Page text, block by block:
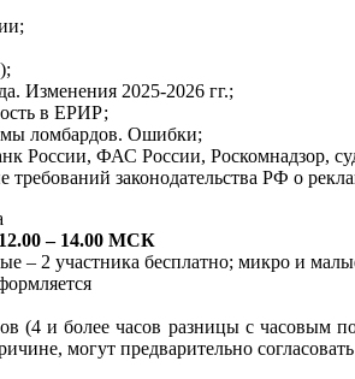
Изменения 2025-2026 гг.;
в ЕРИР;
ломбардов. Ошибки;
России, ФАС России, Роскомнадзор,
требований законодательства РФ о
– 14.00 МСК
– 2 участника бесплатно; микро и
(4 и более часов разницы с часовым
могут предварительно